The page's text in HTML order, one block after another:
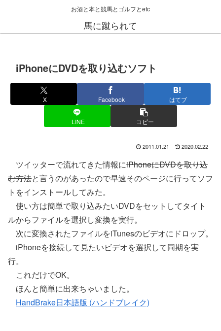
お酒と本と競馬とゴルフとetc
馬に蹴られて
iPhoneにDVDを取り込むソフト
X Facebook はてブ
LINE コピー
2011.01.21 2020.02.22
ツイッターで流れてきた情報にiPhoneにDVDを取り込
む方法と言うのがあったので早速そのページに行ってソフ
トをインストールしてみた。
使い方は簡単で取り込みたいDVDをセットしてタイト
ルからファイルを選択し変換を実行。
次に変換されたファイルをiTunesのビデオにドロップ。
iPhoneを接続して見たいビデオを選択して同期を実
行。
これだけでOK。
ほんと簡単に出来ちゃいました。
HandBrake日本語版 (ハンドブレイク)